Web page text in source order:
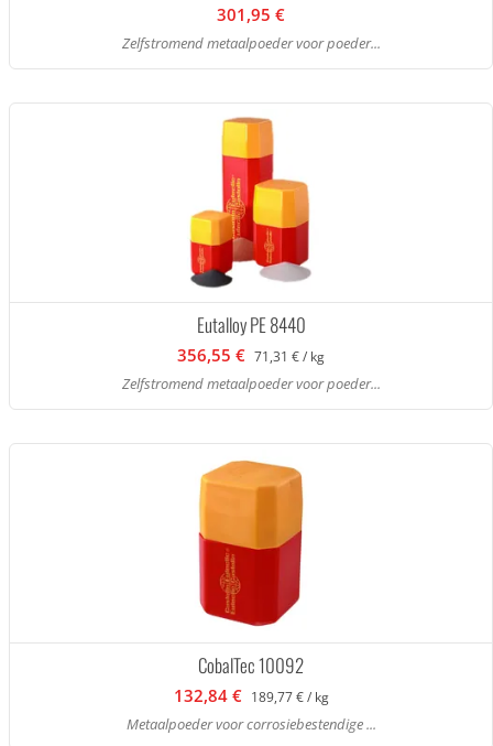
301,95 €
Zelfstromend metaalpoeder voor poeder...
Eutalloy PE 8440
356,55 € 71,31 € / kg
Zelfstromend metaalpoeder voor poeder...
CobalTec 10092
132,84 € 189,77 € / kg
Metaalpoeder voor corrosiebestendige ...